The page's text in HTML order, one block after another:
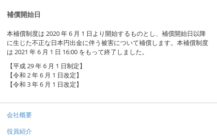
補償開始日
本補償制度は 2020 年 6 月 1 日より開始するものとし、補償開始日以降
に生じた不正な日本円出金に伴う被害について補償します。本補償制度
は 2021 年 6 月 1 日 16:00 をもって終了しました。
【平成 29 年 6 月 1 日制定】
【令和 2 年 6 月 1 日改定】
【令和 3 年 6 月 1 日改定】
会社概要
役員紹介